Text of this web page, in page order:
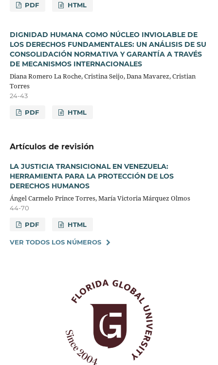
PDF HTML
DIGNIDAD HUMANA COMO NÚCLEO INVIOLABLE DE
LOS DERECHOS FUNDAMENTALES: UN ANÁLISIS DE SU
CONSOLIDACIÓN NORMATIVA Y GARANTÍA A TRAVÉS
DE MECANISMOS INTERNACIONALES
Diana Romero La Roche, Cristina Seijo, Dana Mavarez, Cristian
Torres
24-43
PDF HTML
Artículos de revisión
LA JUSTICIA TRANSICIONAL EN VENEZUELA:
HERRAMIENTA PARA LA PROTECCIÓN DE LOS
DERECHOS HUMANOS
Ángel Carmelo Prince Torres, María Victoria Márquez Olmos
44-70
PDF HTML
VER TODOS LOS NÚMEROS